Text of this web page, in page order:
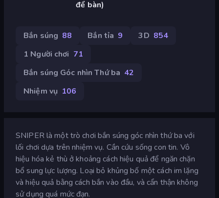
để bàn)
Bắn súng 88 Bắn tỉa 9 3D 854
1 Người chơi 71
Bắn súng Góc nhìn Thứ ba 42
Nhiệm vụ 106
SNIPER là một trò chơi bắn súng góc nhìn thứ ba với
lối chơi dựa trên nhiệm vụ. Cần cứu sống con tin. Vô
hiệu hóa kẻ thù ở khoảng cách hiệu quả để ngăn chặn
bổ sung lực lượng. Loại bỏ khủng bố một cách im lặng
và hiệu quả bằng cách bắn vào đầu, và cẩn thận không
sử dụng quá mức đạn.